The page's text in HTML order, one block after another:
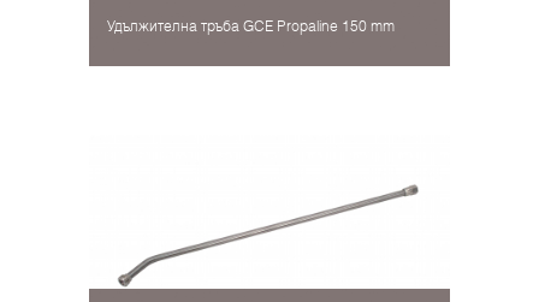
Удължителна тръба GCE Propaline 150 mm